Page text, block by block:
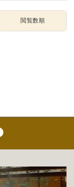
閲覧数順